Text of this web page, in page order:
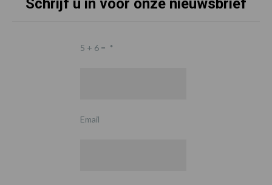
Schrijf u in voor onze nieuwsbrief
5 + 6 = *
Email